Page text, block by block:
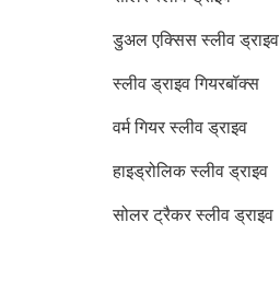
डुअल एक्सिस स्लीव ड्राइव
स्लीव ड्राइव गियरबॉक्स
वर्म गियर स्लीव ड्राइव
हाइड्रोलिक स्लीव ड्राइव
सोलर ट्रैकर स्लीव ड्राइव